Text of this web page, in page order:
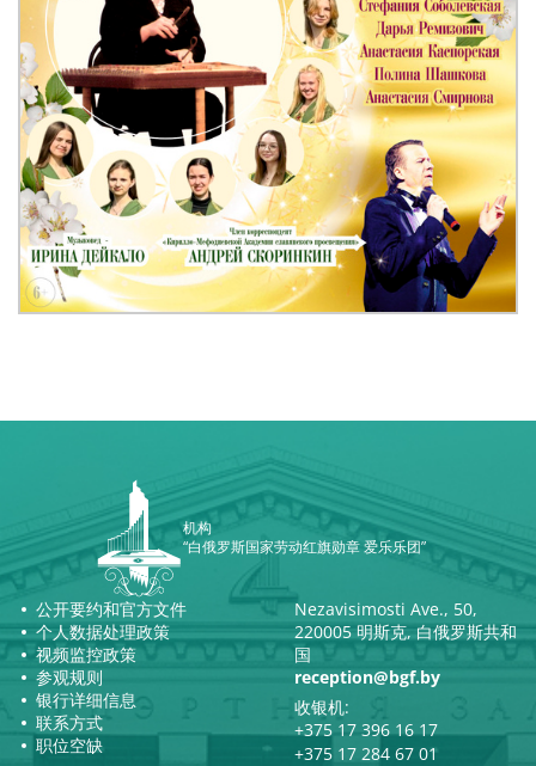
机构
“白俄罗斯国家劳动红旗勋章 爱乐乐团”
公开要约和官方文件
个人数据处理政策
视频监控政策
参观规则
银行详细信息
联系方式
职位空缺
Nezavisimosti Ave., 50,
220005 明斯克, 白俄罗斯共和
国
reception@bgf.by
收银机:
+375 17 396 16 17
+375 17 284 67 01